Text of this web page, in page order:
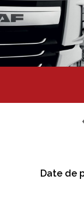
Date de